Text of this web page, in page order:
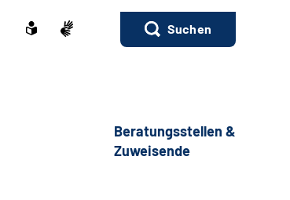
Suchen
Beratungsstellen &
Zuweisende